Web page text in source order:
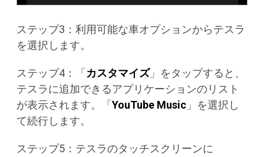
ステップ3：利用可能な車オプションからテスラ
を選択します。
ステップ4：「カスタマイズ」をタップすると、
テスラに追加できるアプリケーションのリスト
が表示されます。「YouTube Music 」を選択し
て続行します。
ステップ5：テスラのタッチスクリーンに